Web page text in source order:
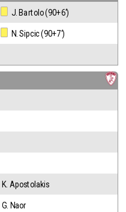
J. Bartolo (90+6')
N. Sipcic (90+7')
K. Apostolakis
G. Naor